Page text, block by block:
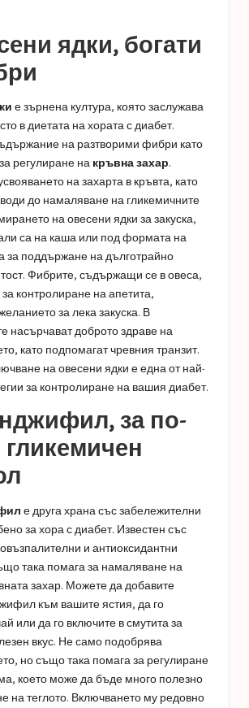
ядки, богати
е зърнена култура, която заслужава
в диетата на хората с диабет.
на разтворими фибри като
регулиране на кръвна захар.
на захарта в кръвта, като
до намаляване на гликемичните
на овесени ядки за закуска,
са на каша или под формата на
за поддържане на дълготрайно
Фибрите, съдържащи се в овеса,
контролиране на апетита,
за лека закуска. В
насърчават доброто здраве на
като подпомагат чревния транзит.
на овесени ядки е една от най-
за контролиране на вашия диабет.
за по-
е друга храна със забележителни
за хора с диабет. Известен със
и антиоксидантни
така помага за намаляване на
захар. Можете да добавите
към вашите ястия, да го
​​или да го включите в смутита за
вкус. Не само подобрява
но също така помага за регулиране
което може да бъде много полезно
на теглото. Включването му редовно